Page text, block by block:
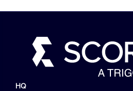
HQ